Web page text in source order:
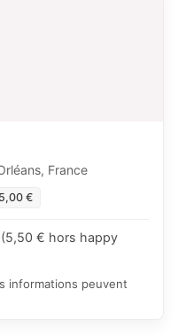
France
€
€ hors happy
informations peuvent